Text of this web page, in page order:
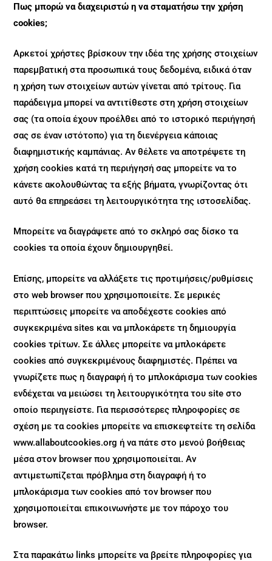
Πως μπορώ να διαχειριστώ η να σταματήσω την χρήση
cookies;
Αρκετοί χρήστες βρίσκουν την ιδέα της χρήσης στοιχείων
παρεμβατική στα προσωπικά τους δεδομένα, ειδικά όταν
η χρήση των στοιχείων αυτών γίνεται από τρίτους. Για
παράδειγμα μπορεί να αντιτίθεστε στη χρήση στοιχείων
σας (τα οποία έχουν προέλθει από το ιστορικό περιήγησή
σας σε έναν ιστότοπο) για τη διενέργεια κάποιας
διαφημιστικής καμπάνιας. Αν θέλετε να αποτρέψετε τη
χρήση cookies κατά τη περιήγησή σας μπορείτε να το
κάνετε ακολουθώντας τα εξής βήματα, γνωρίζοντας ότι
αυτό θα επηρεάσει τη λειτουργικότητα της ιστοσελίδας.
Μπορείτε να διαγράψετε από το σκληρό σας δίσκο τα
cookies τα οποία έχουν δημιουργηθεί.
Επίσης, μπορείτε να αλλάξετε τις προτιμήσεις/ρυθμίσεις
στο web browser που χρησιμοποιείτε. Σε μερικές
περιπτώσεις μπορείτε να αποδέχεστε cookies από
συγκεκριμένα sites και να μπλοκάρετε τη δημιουργία
cookies τρίτων. Σε άλλες μπορείτε να μπλοκάρετε
cookies από συγκεκριμένους διαφημιστές. Πρέπει να
γνωρίζετε πως η διαγραφή ή το μπλοκάρισμα των cookies
ενδέχεται να μειώσει τη λειτουργικότητα του site στο
οποίο περιηγείστε. Για περισσότερες πληροφορίες σε
σχέση με τα cookies μπορείτε να επισκεφτείτε τη σελίδα
www.allaboutcookies.org ή να πάτε στο μενού βοήθειας
μέσα στον browser που χρησιμοποιείται. Αν
αντιμετωπίζεται πρόβλημα στη διαγραφή ή το
μπλοκάρισμα των cookies από τον browser που
χρησιμοποιείται επικοινωνήστε με τον πάροχο του
browser.
Στα παρακάτω links μπορείτε να βρείτε πληροφορίες για